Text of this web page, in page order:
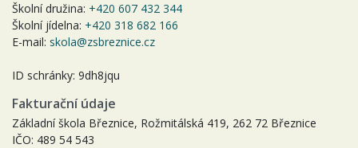
Školní družina: +420 607 432 344
Školní jídelna: +420 318 682 166
E-mail: skola@zsbreznice.cz
ID schránky: 9dh8jqu
Fakturační údaje
Základní škola Březnice, Rožmitálská 419, 262 72 Březnice
IČO: 489 54 543